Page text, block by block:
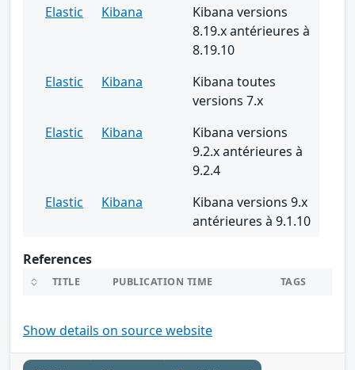
Elastic
Kibana
Kibana versions
8.19.x antérieures à
8.19.10
Elastic
Kibana
Kibana toutes
versions 7.x
Elastic
Kibana
Kibana versions
9.2.x antérieures à
9.2.4
Elastic
Kibana
Kibana versions 9.x
antérieures à 9.1.10
References
TITLE PUBLICATION TIME TAGS
Show details on source website